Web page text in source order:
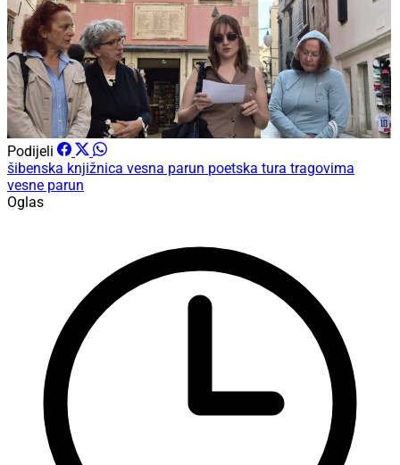
Podijeli
šibenska knjižnica vesna parun poetska tura tragovima
vesne parun
Oglas